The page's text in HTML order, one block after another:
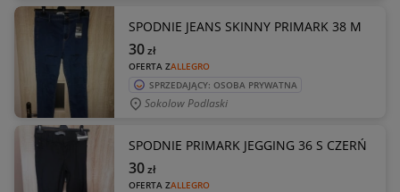
SPODNIE JEANS SKINNY PRIMARK 38 M
OFERTA ZALLEGRO
30zł
SPRZEDAJĄCY: OSOBA PRYWATNA
Sokolow Podlaski
SPODNIE PRIMARK JEGGING 36 S CZERŃ
OFERTA ZALLEGRO
30zł